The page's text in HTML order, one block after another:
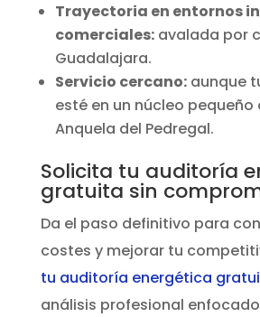
Trayectoria en entornos
comerciales:avalada por
Guadalajara.
Servicio cercano:aunque
esté en un núcleo pequeño
Anquela del Pedregal.
Solicita tu auditoría
gratuita sin
Da el paso definitivo para
costes y mejorar tu
tu auditoría energética
análisis profesional